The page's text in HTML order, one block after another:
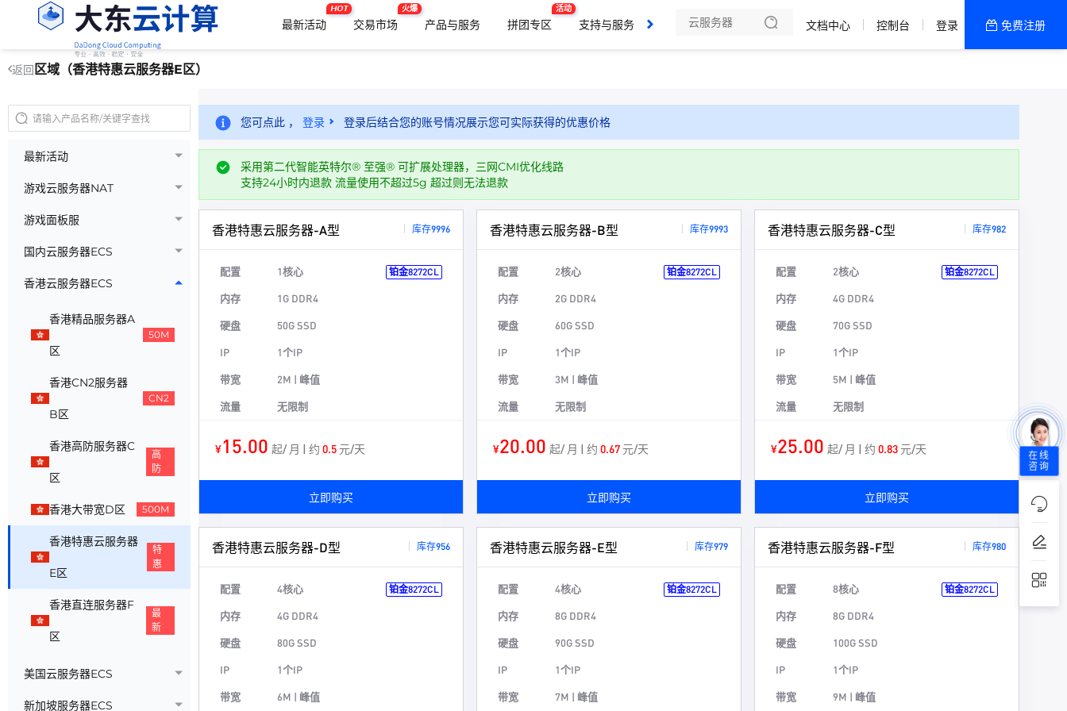
最新活动
HOT
交易市场
火爆
产品与服务 拼团专区
活动
支持与服务
了解我们
文档中心 控制台 登录 免费注册
返回 区域（香港特惠云服务器E区）
最新活动
游戏云服务器NAT
游戏面板服
国内云服务器ECS
香港云服务器ECS
香港精品服务器A
区
50M
香港CN2服务器
B区
CN2
香港高防服务器C
区
高
防
香港大带宽D区 500M
香港特惠云服务器
E区
特
惠
香港直连服务器F
区
最
新
美国云服务器ECS
新加坡服务器ECS
您可点此 ， 登录 登录后结合您的账号情况展示您可实际获得的优惠价格
采用第二代智能英特尔® 至强® 可扩展处理器，三网CMI优化线路
支持24小时内退款 流量使用不超过5g 超过则无法退款
香港特惠云服务器-A型 库存9996
配置 1核心 铂金8272CL
内存
1G DDR4
硬盘
50G SSD
IP
1个IP
带宽
2M | 峰值
流量
无限制
¥15.00 起/ 月 | 约 0.5元/天
立即购买
香港特惠云服务器-B型 库存9993
配置 2核心 铂金8272CL
内存
2G DDR4
硬盘
60G SSD
IP
1个IP
带宽
3M | 峰值
流量
无限制
¥20.00 起/ 月 | 约 0.67元/天
立即购买
香港特惠云服务器-C型 库存982
配置 2核心 铂金8272CL
内存
4G DDR4
硬盘
70G SSD
IP
1个IP
带宽
5M | 峰值
流量
无限制
¥25.00 起/ 月 | 约 0.83元/天
立即购买
香港特惠云服务器-D型 库存956
配置 4核心 铂金8272CL
内存
4G DDR4
硬盘
80G SSD
IP
1个IP
带宽
6M | 峰值
香港特惠云服务器-E型 库存979
配置 4核心 铂金8272CL
内存
8G DDR4
硬盘
90G SSD
IP
1个IP
带宽
7M | 峰值
香港特惠云服务器-F型 库存980
配置 8核心 铂金8272CL
内存
8G DDR4
硬盘
100G SSD
IP
1个IP
带宽
9M | 峰值
在线
咨询